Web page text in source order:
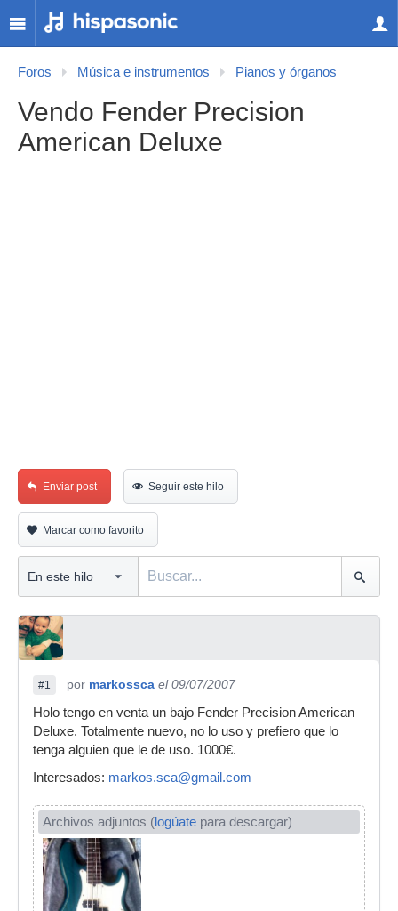
Foros Música e instrumentos Pianos y órganos
Vendo Fender Precision
American Deluxe
Enviar post Seguir este hilo
Marcar como favorito
#1 por markossca el 09/07/2007
Holo tengo en venta un bajo Fender Precision American
Deluxe. Totalmente nuevo, no lo uso y prefiero que lo
tenga alguien que le de uso. 1000€.
Interesados: markos.sca@gmail.com
Archivos adjuntos (logúate para descargar)